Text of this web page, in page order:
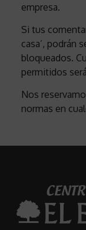
empresa.
Si tus
casa’, podrán
bloqueados.
permitidos
Nos
normas en